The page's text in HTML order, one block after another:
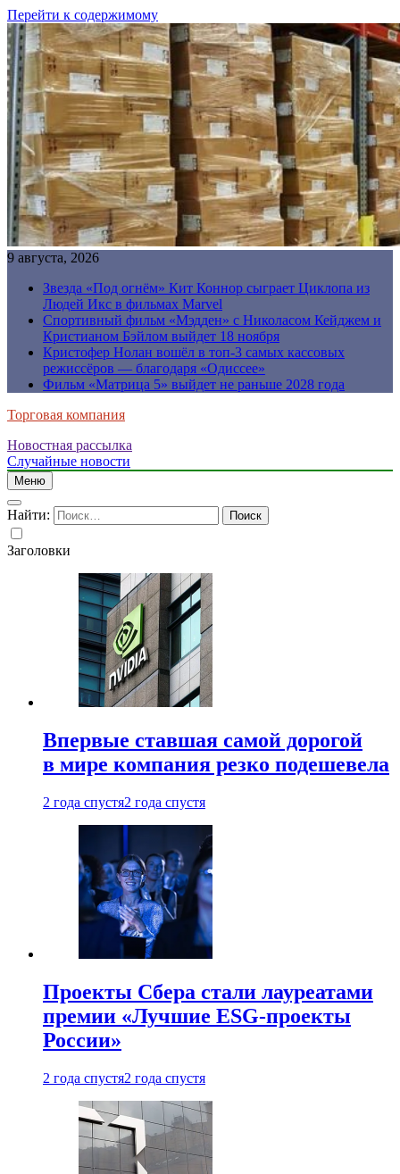
Перейти к содержимому
9 августа, 2026
Звезда «Под огнём» Кит Коннор сыграет Циклопа из
Людей Икс в фильмах Marvel
Спортивный фильм «Мэдден» с Николасом Кейджем и
Кристианом Бэйлом выйдет 18 ноября
Кристофер Нолан вошёл в топ-3 самых кассовых
режиссёров — благодаря «Одиссее»
Фильм «Матрица 5» выйдет не раньше 2028 года
Торговая компания
Новостная рассылка
Случайные новости
Меню
Найти:
Заголовки
Впервые ставшая самой дорогой
в мире компания резко подешевела
2 года спустя2 года спустя
Проекты Сбера стали лауреатами
премии «Лучшие ESG-проекты
России»
2 года спустя2 года спустя